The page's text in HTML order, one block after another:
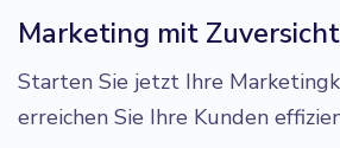
Marketing mit
Starten Sie jetzt Ihre
erreichen Sie Ihre Kunden